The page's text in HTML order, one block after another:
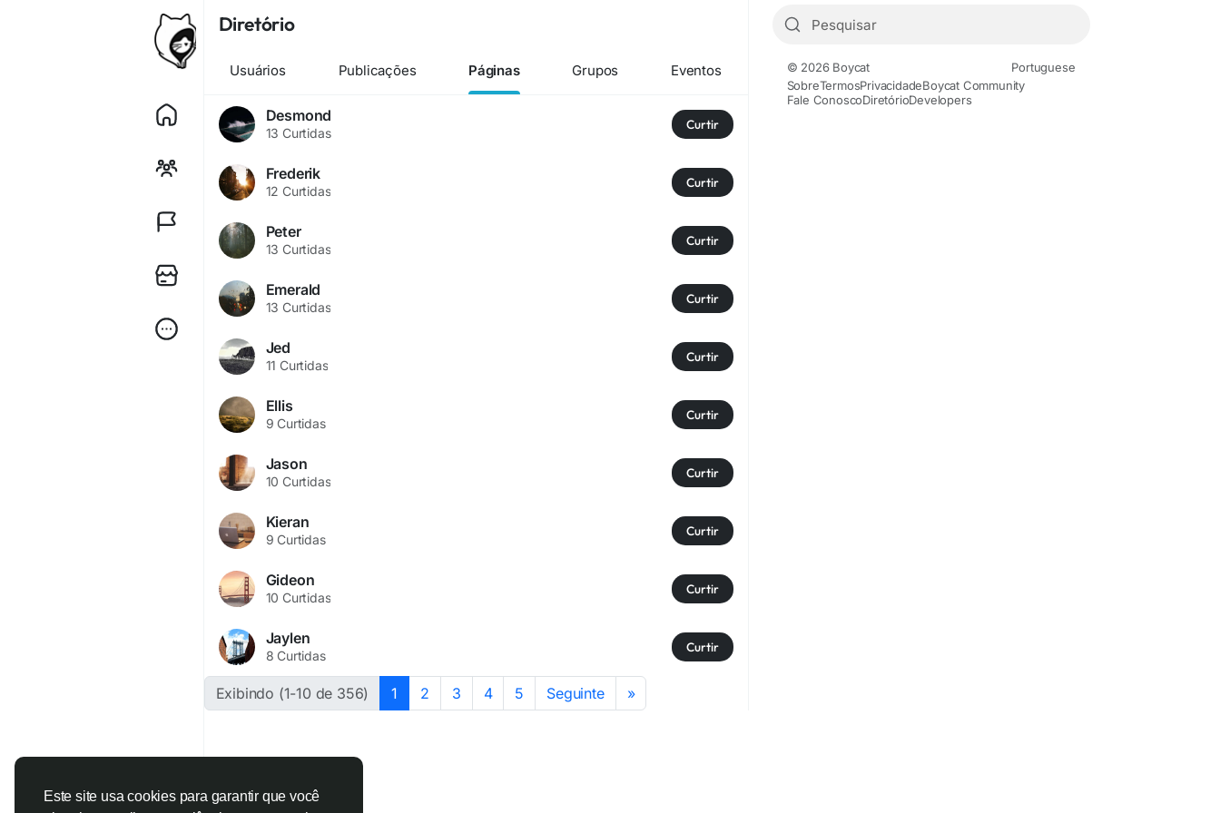
Este site usa cookies para garantir que você
Diretório
Usuários Publicações Páginas Grupos Eventos
Desmond
13 Curtidas
Curtir
Frederik
12 Curtidas
Curtir
Peter
13 Curtidas
Curtir
Emerald
13 Curtidas
Curtir
Jed
11 Curtidas
Curtir
Ellis
9 Curtidas
Curtir
Jason
10 Curtidas
Curtir
Kieran
9 Curtidas
Curtir
Gideon
10 Curtidas
Curtir
Jaylen
8 Curtidas
Curtir
Exibindo (1-10 de 356) 1 2 3 4 5 Seguinte »
© 2026 Boycat
Portuguese
SobreTermosPrivacidadeBoycat Community
Fale ConoscoDiretórioDevelopers